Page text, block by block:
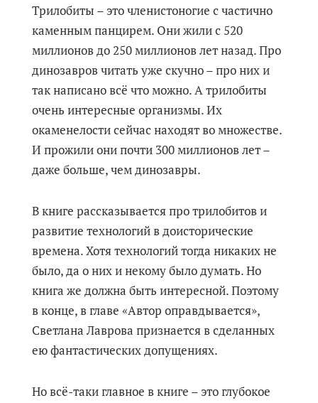
Трилобиты – это членистоногие с частично
каменным панцирем. Они жили с 520
миллионов до 250 миллионов лет назад. Про
динозавров читать уже скучно – про них и
так написано всё что можно. А трилобиты
очень интересные организмы. Их
окаменелости сейчас находят во множестве.
И прожили они почти 300 миллионов лет –
даже больше, чем динозавры.
В книге рассказывается про трилобитов и
развитие технологий в доисторические
времена. Хотя технологий тогда никаких не
было, да о них и некому было думать. Но
книга же должна быть интересной. Поэтому
в конце, в главе «Автор оправдывается»,
Светлана Лаврова признается в сделанных
ею фантастических допущениях.
Но всё-таки главное в книге – это глубокое